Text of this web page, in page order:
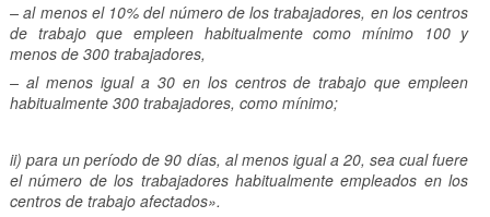
– al menos el 10% del número de los trabajadores, en los centros
de trabajo que empleen habitualmente como mínimo 100 y
menos de 300 trabajadores,
– al menos igual a 30 en los centros de trabajo que empleen
habitualmente 300 trabajadores, como mínimo;
ii) para un período de 90 días, al menos igual a 20, sea cual fuere
el número de los trabajadores habitualmente empleados en los
centros de trabajo afectados».